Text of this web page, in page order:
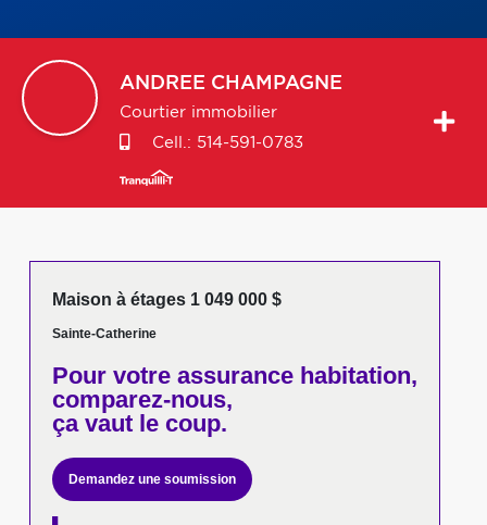
ANDREE CHAMPAGNE
Courtier immobilier
Cell.: 514-591-0783
Maison à étages 1 049 000 $
Sainte-Catherine
Pour votreassurance habitation,
comparez-nous,
ça vaut le coup.
Demandez une soumission